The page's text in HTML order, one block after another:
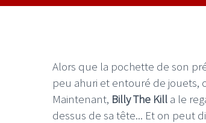
Alors que la pochette de son
peu ahuri et entouré de jouets,
Maintenant, Billy The Kill a le
dessus de sa tête... Et on peut